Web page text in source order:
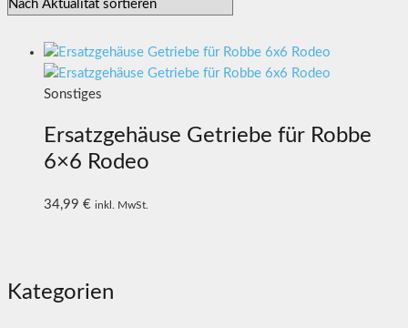
Kategorien
Sonstiges
Ersatzgehäuse Getriebe für Robbe
6×6 Rodeo
34,99 € inkl. MwSt.